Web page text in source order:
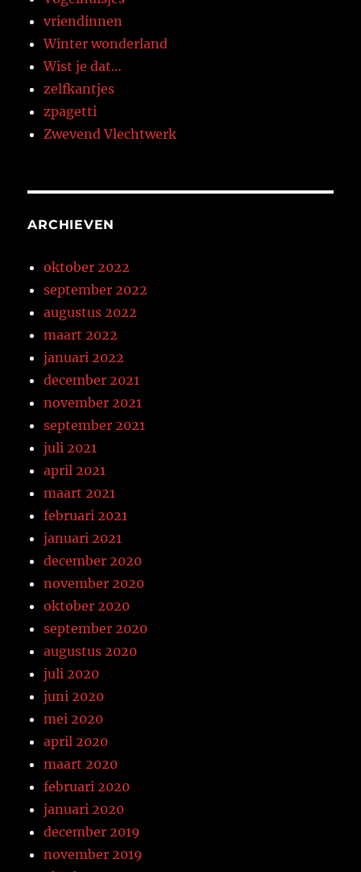
vriendinnen
Winter wonderland
Wist je dat…
zelfkantjes
zpagetti
Zwevend Vlechtwerk
ARCHIEVEN
oktober 2022
september 2022
augustus 2022
maart 2022
januari 2022
december 2021
november 2021
september 2021
juli 2021
april 2021
maart 2021
februari 2021
januari 2021
december 2020
november 2020
oktober 2020
september 2020
augustus 2020
juli 2020
juni 2020
mei 2020
april 2020
maart 2020
februari 2020
januari 2020
december 2019
november 2019